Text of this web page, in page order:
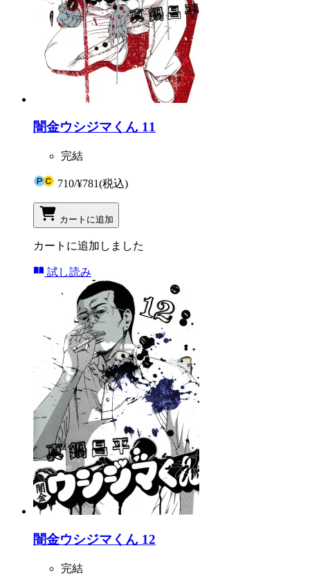
闇金ウシジマくん 11
完結
710/¥781(税込)
カートに追加
カートに追加しました
試し読み
闇金ウシジマくん 12
完結